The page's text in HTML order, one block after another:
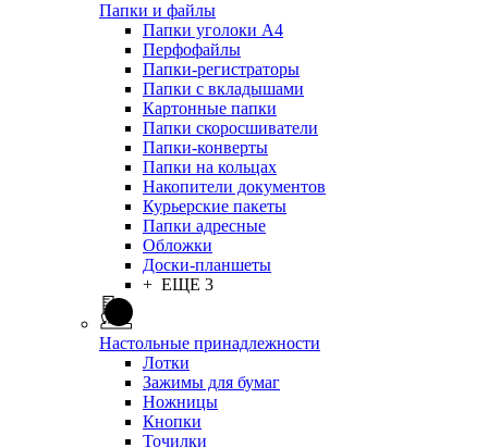
Папки и файлы
Папки уголоки А4
Перфофайлы
Папки-регистраторы
Папки с вкладышами
Картонные папки
Папки скоросшиватели
Папки-конверты
Папки на кольцах
Накопители документов
Курьерские пакеты
Папки адресные
Обложки
Доски-планшеты
+ ЕЩЕ 3
Настольные принадлежности
Лотки
Зажимы для бумаг
Ножницы
Кнопки
Точилки